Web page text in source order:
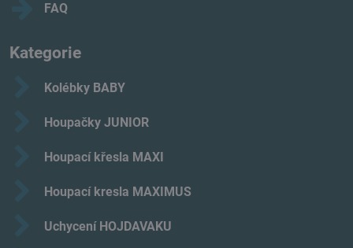
FAQ
Kategorie
Kolébky BABY
Houpačky JUNIOR
Houpací křesla MAXI
Houpací kresla MAXIMUS
Uchycení HOJDAVAKU